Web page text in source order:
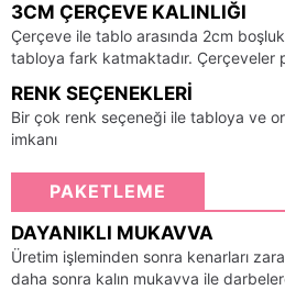
3CM ÇERÇEVE KALINLIĞI
Çerçeve ile tablo arasında 2cm
tabloya fark katmaktadır. Çerçeveler
RENK SEÇENEKLERI
Bir çok renk seçeneği ile tabloya ve
imkanı
PAKETLEME
DAYANIKLI MUKAVVA
Üretim işleminden sonra kenarları
daha sonra kalın mukavva ile